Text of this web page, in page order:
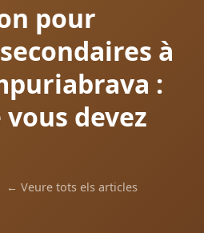
pour
à
:
devez
← Veure tots els articles